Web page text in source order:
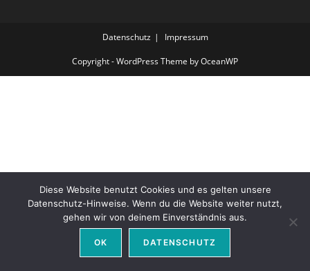
Datenschutz Impressum
Copyright - WordPress Theme by OceanWP
Diese Website benutzt Cookies und es gelten unsere
Datenschutz-Hinweise. Wenn du die Website weiter nutzt,
gehen wir von deinem Einverständnis aus.
OK DATENSCHUTZ